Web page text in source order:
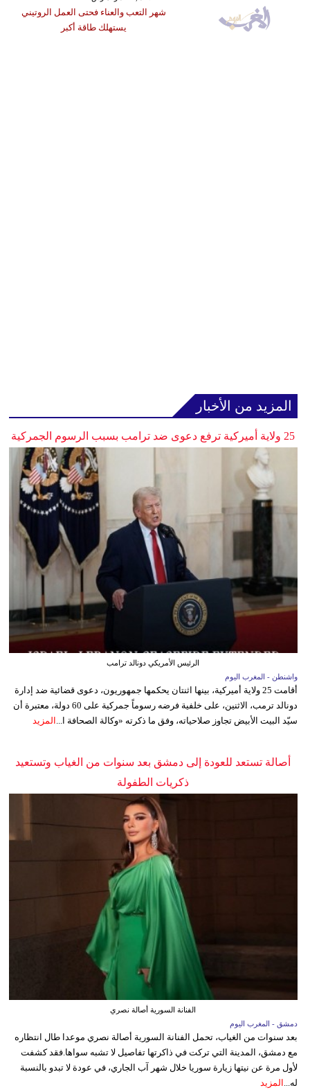
شهر التعب والعناء فحتى العمل الروتيني
يستهلك طاقة أكبر
المزيد من الأخبار
25 ولاية أميركية ترفع دعوى ضد ترامب بسبب الرسوم الجمركية
الرئيس الأمريكي دونالد ترامب
واشنطن - المغرب اليوم
أقامت 25 ولاية أميركية، بينها اثنتان يحكمها جمهوريون، دعوى قضائية ضد إدارة
دونالد ترمب، الاثنين، على خلفية فرضه رسوماً جمركية على 60 دولة، معتبرة أن
سيّد البيت الأبيض تجاوز صلاحياته، وفق ما ذكرته «وكالة الصحافة ا... المزيد
أصالة تستعد للعودة إلى دمشق بعد سنوات من الغياب وتستعيد
ذكريات الطفولة
الفنانة السورية أصالة نصري
دمشق - المغرب اليوم
بعد سنوات من الغياب، تحمل الفنانة السورية أصالة نصري موعدا طال انتظاره
مع دمشق، المدينة التي تركت في ذاكرتها تفاصيل لا تشبه سواها.فقد كشفت
لأول مرة عن نيتها زيارة سوريا خلال شهر آب الجاري، في عودة لا تبدو بالنسبة
له... المزيد